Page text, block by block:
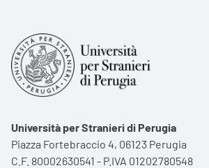
Università per Stranieri di Perugia
Piazza Fortebraccio 4, 06123 Perugia
C.F. 80002630541 - P.IVA 01202780548